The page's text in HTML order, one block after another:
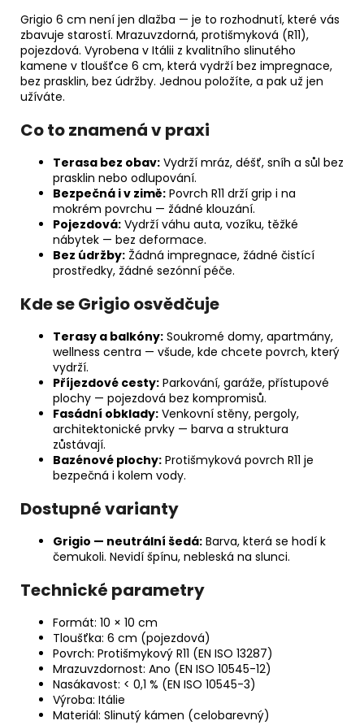
Grigio 6 cm není jen dlažba — je to rozhodnutí, které vás
zbavuje starostí. Mrazuvzdorná, protišmyková (R11),
pojezdová. Vyrobena v Itálii z kvalitního slinutého
kamene v tloušťce 6 cm, která vydrží bez impregnace,
bez prasklin, bez údržby. Jednou položíte, a pak už jen
užíváte.
Co to znamená v praxi
Terasa bez obav: Vydrží mráz, déšť, sníh a sůl bez
prasklin nebo odlupování.
Bezpečná i v zimě: Povrch R11 drží grip i na
mokrém povrchu — žádné klouzání.
Pojezdová: Vydrží váhu auta, vozíku, těžké
nábytek — bez deformace.
Bez údržby: Žádná impregnace, žádné čistící
prostředky, žádné sezónní péče.
Kde se Grigio osvědčuje
Terasy a balkóny: Soukromé domy, apartmány,
wellness centra — všude, kde chcete povrch, který
vydrží.
Příjezdové cesty: Parkování, garáže, přístupové
plochy — pojezdová bez kompromisů.
Fasádní obklady: Venkovní stěny, pergoly,
architektonické prvky — barva a struktura
zůstávají.
Bazénové plochy: Protišmyková povrch R11 je
bezpečná i kolem vody.
Dostupné varianty
Grigio — neutrální šedá: Barva, která se hodí k
čemukoli. Nevidí špínu, nebleská na slunci.
Technické parametry
Formát: 10 × 10 cm
Tloušťka: 6 cm (pojezdová)
Povrch: Protišmykový R11 (EN ISO 13287)
Mrazuvzdornost: Ano (EN ISO 10545-12)
Nasákavost: < 0,1 % (EN ISO 10545-3)
Výroba: Itálie
Materiál: Slinutý kámen (celobarevný)